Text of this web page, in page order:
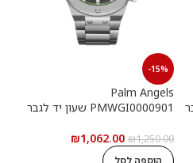
-15%
Palm Angels
PMWGI0000901 שעון יד לגבר
₪1,250.00
₪1,062.00